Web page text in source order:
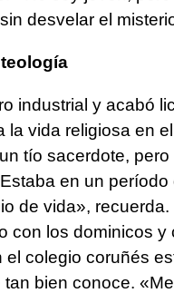
desvelar el
industrial y acabó
la vida religiosa en
tío sacerdote,
en un
de vida»,
con los dominicos
colegio coruñés
bien conoce.